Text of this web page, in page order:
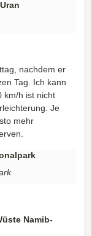
nachdem er
Tag. Ich kann
km/h ist nicht
Je
mehr